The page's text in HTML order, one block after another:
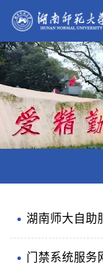
门禁系统服务